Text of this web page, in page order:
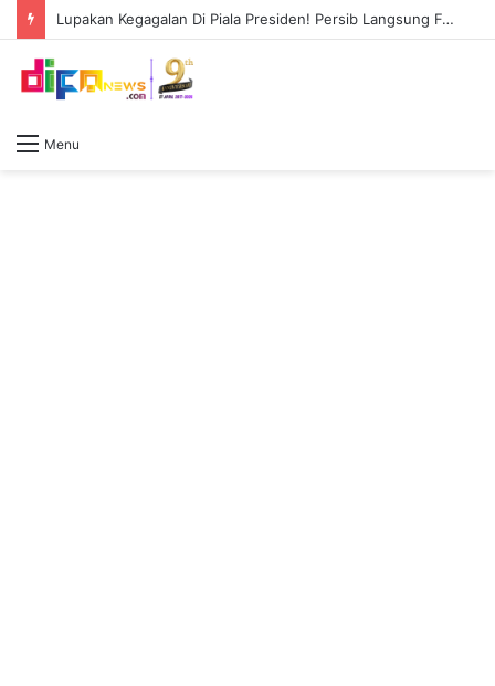
Lupakan Kegagalan Di Piala Presiden! Persib Langsung Fokus Ke Play-Off AFC Champions League Two
Menu